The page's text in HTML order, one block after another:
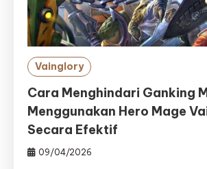
Vainglory
Cara Menghindari Ganking
Menggunakan Hero Mage
Secara Efektif
09/04/2026